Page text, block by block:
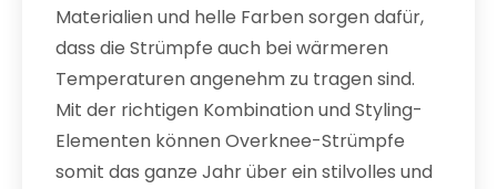
Materialien und helle Farben sorgen dafür,
dass die Strümpfe auch bei wärmeren
Temperaturen angenehm zu tragen sind.
Mit der richtigen Kombination und Styling-
Elementen können Overknee-Strümpfe
somit das ganze Jahr über ein stilvolles und